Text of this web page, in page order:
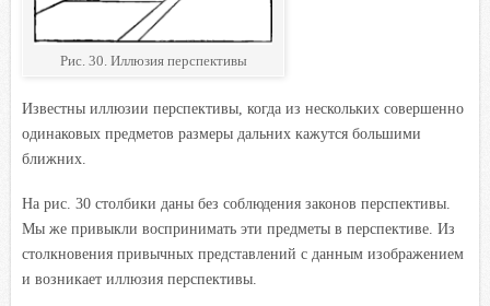
Рис. 30. Иллюзия перспективы
Известны иллюзии перспективы, когда из нескольких совершенно
одинаковых предметов размеры дальних кажутся большими
ближних.
На рис. 30 столбики даны без соблюдения законов перспективы.
Мы же привыкли воспринимать эти предметы в перспективе. Из
столкновения привычных представлений с данным изображением
и возникает иллюзия перспективы.